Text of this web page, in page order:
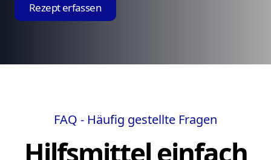
Rezept erfassen
FAQ - Häufig gestellte Fragen
Hilfsmittel einfach